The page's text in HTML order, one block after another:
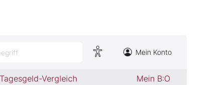
Mein Konto
Tagesgeld-Vergleich Mein B:O